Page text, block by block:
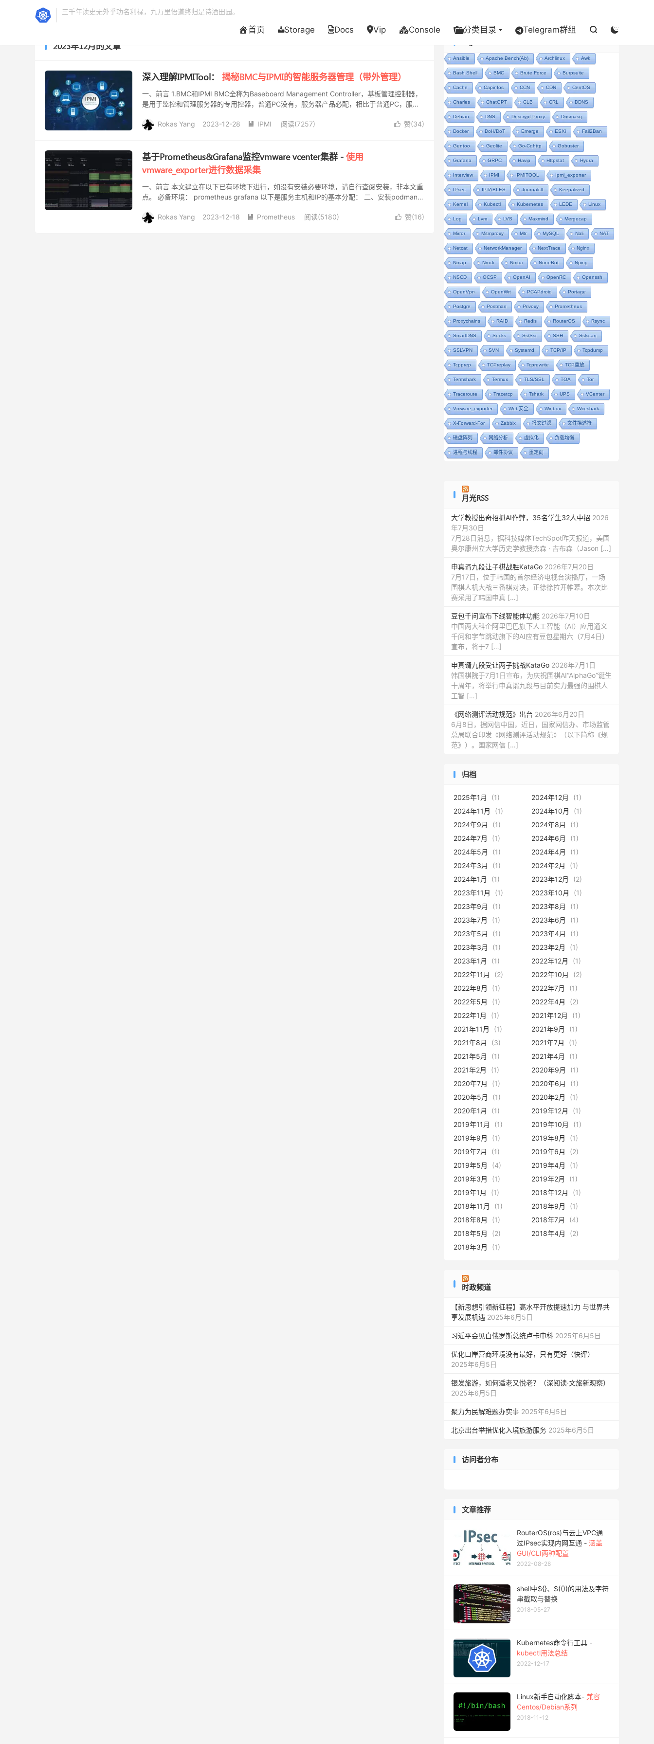
三千年读史无外乎功名利禄，九万里悟道终归是诗酒田园。
首页 Storage Docs Vip Console 分类目录 Telegram群组  
2023年12月的文章
深入理解IPMITool： 揭秘BMC与IPMI的智能服务器管理（带外管理）
一、前言 1.BMC和IPMI BMC全称为Baseboard Management Controller，基板管理控制器，
是用于监控和管理服务器的专用控器，普通PC没有，服务器产品必配，相比于普通PC，服器
 赞(34)
Rokas Yang 2023-12-28  IPMI 阅读(7257)
基于Prometheus&Grafana监控vmware vcenter集群 - 使用
vmware_exporter进行数据采集
一、前言 本文建立在以下已有环境下进行，如没有安装必要环境，请自行查阅安装，非本文重
点。 必备环境： prometheus grafana 以下是服务主机和IP的基本分配： 二、安装podman
 赞(16)
Rokas Yang 2023-12-18  Prometheus 阅读(5180)
Ansible Apache Bench(ab) Archlinux Awk
Bash Shell BMC Brute Force Burpsuite
Cache Capinfos CCN CDN CentOS
Charles ChatGPT CLB CRL DDNS
Debian DNS Dnscrypt-Proxy Dnsmasq
Docker DoH/DoT Emerge ESXi Fail2Ban
Gentoo Geolite Go-Cqhttp Gobuster
Grafana GRPC Havip Httpstat Hydra
Interview IPMI IPMITOOL Ipmi_exporter
IPsec IPTABLES Journalctl Keepalived
Kernel Kubectl Kubernetes LEDE Linux
Log Lvm LVS Maxmind Mergecap
Mirror Mitmproxy Mtr MySQL Nali NAT
Netcat NetworkManager NextTrace Nginx
Nmap Nmcli Nmtui NoneBot Nping
NSCD OCSP OpenAI OpenRC Openssh
OpenVpn OpenWrt PCAPdroid Portage
Postgre Postman Privoxy Prometheus
Proxychains RAID Redis RouterOS Rsync
SmartDNS Socks Ss/ssr SSH Sslscan
SSLVPN SVN Systemd TCP/IP Tcpdump
Tcpprep TCPreplay Tcprewrite TCP重放
Termshark Termux TLS/SSL TOA Tor
Traceroute Tracetcp Tshark UPS VCenter
Vmware_exporter Web安全 Winbox Wireshark
X-Forward-For Zabbix 报文过滤 文件描述符
磁盘阵列 网络分析 虚拟化 负载均衡
进程与线程 邮件协议 重定向
月光RSS
大学教授出奇招抓AI作弊，35名学生32人中招 2026
年7月30日
7月28日消息，据科技媒体TechSpot昨天报道，美国
奥尔康州立大学历史学教授杰森 · 吉布森（Jason […]
申真谞九段让子棋战胜KataGo 2026年7月20日
7月17日，位于韩国的首尔经济电视台演播厅，一场
围棋人机大战三番棋对决，正徐徐拉开帷幕。本次比
赛采用了韩国申真 […]
豆包千问宣布下线智能体功能 2026年7月10日
中国两大科企阿里巴巴旗下人工智能（AI）应用通义
千问和字节跳动旗下的AI应有豆包星期六（7月4日）
宣布，将于7 […]
申真谞九段受让两子挑战KataGo 2026年7月1日
韩国棋院于7月1日宣布，为庆祝围棋AI“AlphaGo”诞生
十周年，将举行申真谞九段与目前实力最强的围棋人
工智 […]
《网络测评活动规范》出台 2026年6月20日
6月8日，据网信中国，近日，国家网信办、市场监管
总局联合印发《网络测评活动规范》（以下简称《规
范》）。国家网信 […]
归档
2025年1月 (1) 2024年12月
(1)
2024年11月
(1) 2024年10月
(1)
2024年9月
(1) 2024年8月
(1)
2024年7月
(1) 2024年6月
(1)
2024年5月
(1) 2024年4月
(1)
2024年3月
(1) 2024年2月
(1)
2024年1月
(1) 2023年12月
(2)
2023年11月
(1) 2023年10月
(1)
2023年9月
(1) 2023年8月
(1)
2023年7月
(1) 2023年6月
(1)
2023年5月
(1) 2023年4月
(1)
2023年3月
(1) 2023年2月
(1)
2023年1月
(1) 2022年12月
(1)
2022年11月
(2) 2022年10月
(2)
2022年8月
(1) 2022年7月
(1)
2022年5月
(1) 2022年4月
(2)
2022年1月
(1) 2021年12月
(1)
2021年11月
(1) 2021年9月
(1)
2021年8月
(3) 2021年7月
(1)
2021年5月
(1) 2021年4月
(1)
2021年2月
(1) 2020年9月
(1)
2020年7月
(1) 2020年6月
(1)
2020年5月
(1) 2020年2月
(1)
2020年1月
(1) 2019年12月
(1)
2019年11月
(1) 2019年10月
(1)
2019年9月
(1) 2019年8月
(1)
2019年7月
(1) 2019年6月
(2)
2019年5月
(4) 2019年4月
(1)
2019年3月
(1) 2019年2月
(1)
2019年1月
(1) 2018年12月
(1)
2018年11月
(1) 2018年9月
(1)
2018年8月
(1) 2018年7月
(4)
2018年5月
(2) 2018年4月
(2)
2018年3月
(1)
时政频道
【新思想引领新征程】高水平开放提速加力 与世界共
享发展机遇 2025年6月5日
习近平会见白俄罗斯总统卢卡申科 2025年6月5日
优化口岸营商环境没有最好，只有更好（快评）
2025年6月5日
银发旅游，如何适老又悦老？（深阅读·文旅新观察）
2025年6月5日
聚力为民解难题办实事 2025年6月5日
北京出台举措优化入境旅游服务 2025年6月5日
访问者分布
文章推荐
RouterOS(ros)与云上VPC通
过IPsec实现内网互通 - 涵盖
GUI/CLI两种配置
2022-08-28
shell中${}、$(())的用法及字符
串截取与替换
2018-05-27
Kubernetes命令行工具 -
kubectl用法总结
2022-12-17
Linux新手自动化脚本- 兼容
Centos/Debian系列
2018-11-12